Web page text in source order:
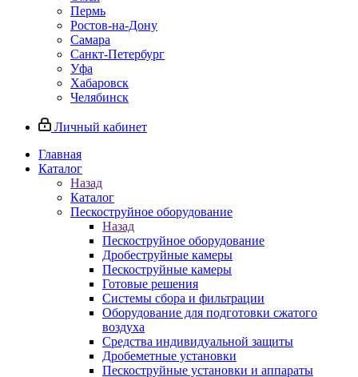
Пермь
Ростов-на-Дону
Самара
Санкт-Петербург
Уфа
Хабаровск
Челябинск
Личный кабинет
Главная
Каталог
Назад
Каталог
Пескоструйное оборудование
Назад
Пескоструйное оборудование
Дробеструйные камеры
Пескоструйные камеры
Готовые решения
Системы сбора и фильтрации
Оборудование для подготовки сжатого
воздуха
Средства индивидуальной защиты
Дробеметные установки
Пескоструйные установки и аппараты